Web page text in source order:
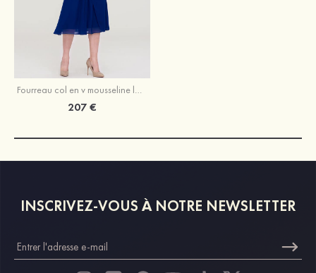
Fourreau col en v mousseline longueur mollet robe de mère de la mariée avec appliqué plissé veste
207 €
INSCRIVEZ-VOUS À NOTRE NEWSLETTER